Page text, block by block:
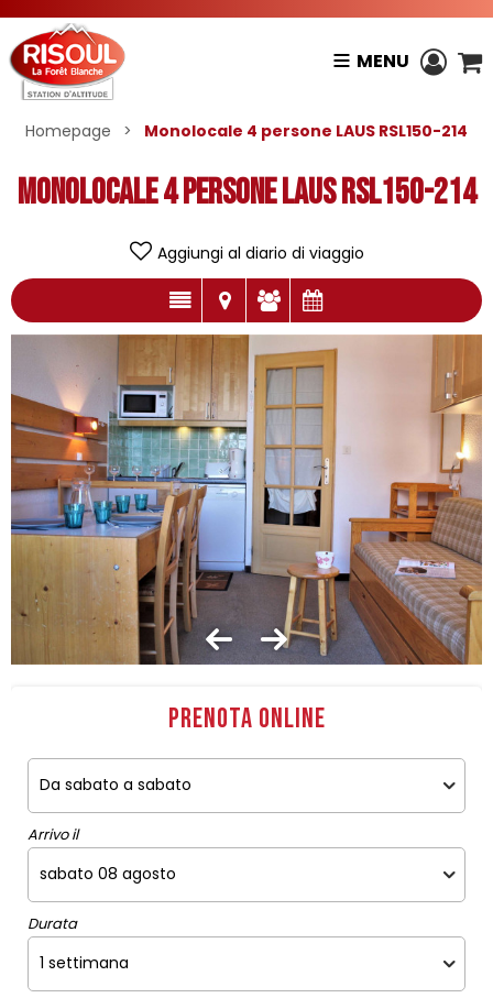
MENU
Homepage > Monolocale 4 persone LAUS RSL150-214
Monolocale 4 persone LAUS RSL150-214
Aggiungi al diario di viaggio
Prenota online
Arrivo il
Durata